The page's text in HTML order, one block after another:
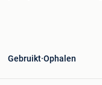
Gebruikt Ophalen